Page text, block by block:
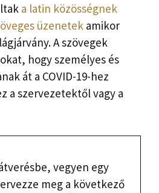
a latin közösségnek
üzenetek amikor
A szövegek
hogy személyes és
át a COVID-19-hez
a szervezetektől vagy a
vegyen egy
meg a következő